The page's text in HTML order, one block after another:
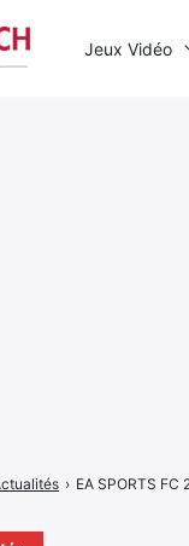
› EA SPORTS
Jeux Vidéo